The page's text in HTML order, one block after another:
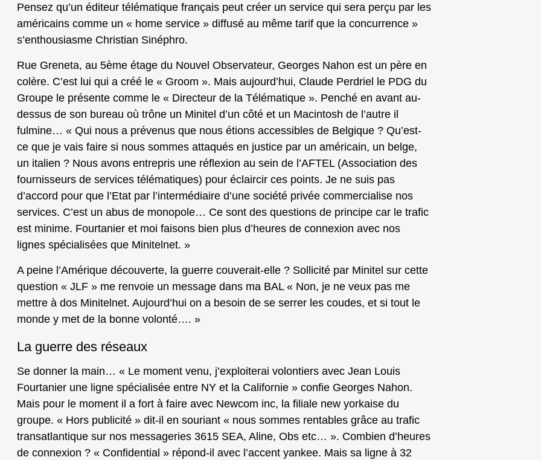
Pensez qu’un éditeur télématique français peut créer un service qui sera perçu par les
américains comme un « home service » diffusé au même tarif que la concurrence »
s’enthousiasme Christian Sinéphro.
Rue Greneta, au 5ème étage du Nouvel Observateur, Georges Nahon est un père en
colère. C’est lui qui a créé le « Groom ». Mais aujourd’hui, Claude Perdriel le PDG du
Groupe le présente comme le « Directeur de la Télématique ». Penché en avant au-
dessus de son bureau où trône un Minitel d’un côté et un Macintosh de l’autre il
fulmine… « Qui nous a prévenus que nous étions accessibles de Belgique ? Qu’est-
ce que je vais faire si nous sommes attaqués en justice par un américain, un belge,
un italien ? Nous avons entrepris une réflexion au sein de l’AFTEL (Association des
fournisseurs de services télématiques) pour éclaircir ces points. Je ne suis pas
d’accord pour que l’Etat par l’intermédiaire d’une société privée commercialise nos
services. C’est un abus de monopole… Ce sont des questions de principe car le trafic
est minime. Fourtanier et moi faisons bien plus d’heures de connexion avec nos
lignes spécialisées que Minitelnet. »
A peine l’Amérique découverte, la guerre couverait-elle ? Sollicité par Minitel sur cette
question « JLF » me renvoie un message dans ma BAL « Non, je ne veux pas me
mettre à dos Minitelnet. Aujourd’hui on a besoin de se serrer les coudes, et si tout le
monde y met de la bonne volonté…. »
La guerre des réseaux
Se donner la main… « Le moment venu, j’exploiterai volontiers avec Jean Louis
Fourtanier une ligne spécialisée entre NY et la Californie » confie Georges Nahon.
Mais pour le moment il a fort à faire avec Newcom inc, la filiale new yorkaise du
groupe. « Hors publicité » dit-il en souriant « nous sommes rentables grâce au trafic
transatlantique sur nos messageries 3615 SEA, Aline, Obs etc… ». Combien d’heures
de connexion ? « Confidential » répond-il avec l’accent yankee. Mais sa ligne à 32